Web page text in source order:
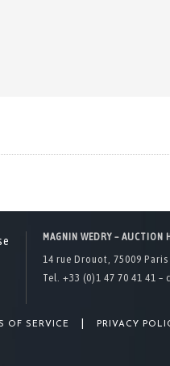
MAGNIN WEDRY – AUCTION
14 rue Drouot, 75009 Paris
Tel. +33 (0)1 47 70 41 41 –
OF SERVICE PRIVACY